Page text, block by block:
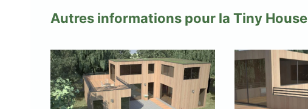
Autres informations pour la Tiny House